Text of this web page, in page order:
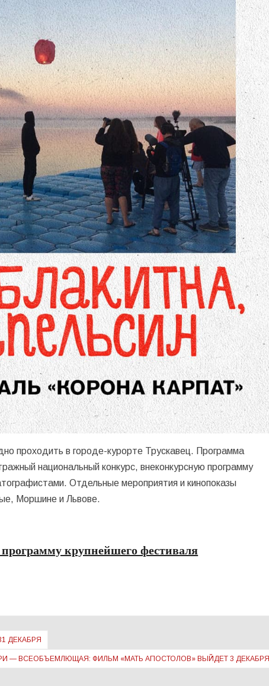
проходить в городе-курорте Трускавец. Программа
национальный конкурс, внеконкурсную программу
Отдельные мероприятия и кинопоказы
Моршине и Львове.
крупнейшего фестиваля
ДЕКАБРЯ
— ВСЕОБЪЕМЛЮЩАЯ: ФИЛЬМ «МАТЬ АПОСТОЛОВ» ВЫЙДЕТ 3 ДЕКАБРЯ